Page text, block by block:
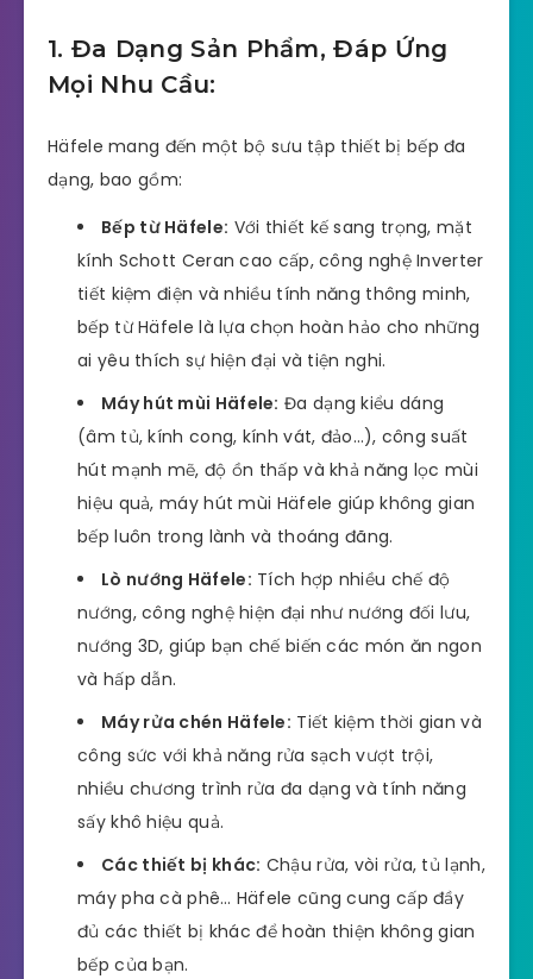
1. Đa Dạng Sản Phẩm, Đáp Ứng
Mọi Nhu Cầu:
Häfele mang đến một bộ sưu tập thiết bị bếp đa
dạng, bao gồm:
Bếp từ Häfele: Với thiết kế sang trọng, mặt
kính Schott Ceran cao cấp, công nghệ Inverter
tiết kiệm điện và nhiều tính năng thông minh,
bếp từ Häfele là lựa chọn hoàn hảo cho những
ai yêu thích sự hiện đại và tiện nghi.
Máy hút mùi Häfele: Đa dạng kiểu dáng
(âm tủ, kính cong, kính vát, đảo…), công suất
hút mạnh mẽ, độ ồn thấp và khả năng lọc mùi
hiệu quả, máy hút mùi Häfele giúp không gian
bếp luôn trong lành và thoáng đãng.
Lò nướng Häfele: Tích hợp nhiều chế độ
nướng, công nghệ hiện đại như nướng đối lưu,
nướng 3D, giúp bạn chế biến các món ăn ngon
và hấp dẫn.
Máy rửa chén Häfele: Tiết kiệm thời gian và
công sức với khả năng rửa sạch vượt trội,
nhiều chương trình rửa đa dạng và tính năng
sấy khô hiệu quả.
Các thiết bị khác: Chậu rửa, vòi rửa, tủ lạnh,
máy pha cà phê… Häfele cũng cung cấp đầy
đủ các thiết bị khác để hoàn thiện không gian
bếp của bạn.